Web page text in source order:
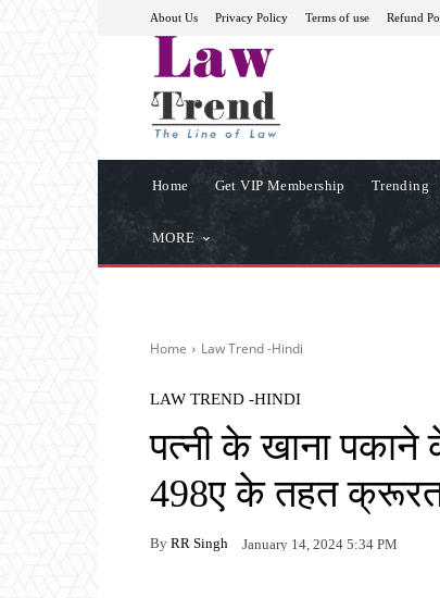
About Us Privacy Policy Terms of use Refund
Home Get VIP Membership Trending
MORE
Home Law Trend -Hindi
LAW TREND -HINDI
पत्नी के खाना पकाने
498ए के तहत क्रूरता
By RR Singh January 14, 2024 5:34 PM